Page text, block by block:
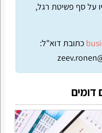
על סף פשיטת רגל,
כתובת דוא"ל:
דומים